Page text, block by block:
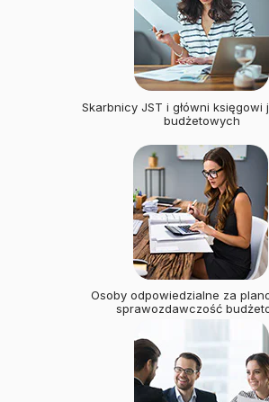
Skarbnicy JST i główni księgowi
budżetowych
Osoby odpowiedzialne za
sprawozdawczość